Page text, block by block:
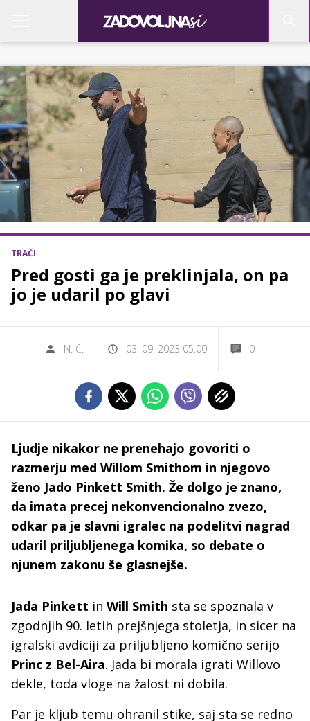
TRAČI
Pred gosti ga je preklinjala, on pa
jo je udaril po glavi
N. Č. 03. 09. 2023 05.00 0
Ljudje nikakor ne prenehajo govoriti o
razmerju med Willom Smithom in njegovo
ženo Jado Pinkett Smith. Že dolgo je znano,
da imata precej nekonvencionalno zvezo,
odkar pa je slavni igralec na podelitvi nagrad
udaril priljubljenega komika, so debate o
njunem zakonu še glasnejše.
Jada Pinkett in Will Smith sta se spoznala v
zgodnjih 90. letih prejšnjega stoletja, in sicer na
igralski avdiciji za priljubljeno komično serijo
Princ z Bel-Aira. Jada bi morala igrati Willovo
dekle, toda vloge na žalost ni dobila.
Par je kljub temu ohranil stike, saj sta se redno